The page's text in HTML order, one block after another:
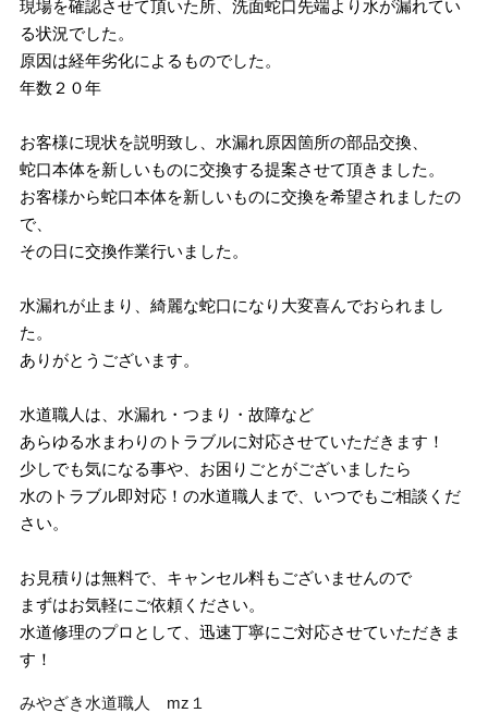
現場を確認させて頂いた所、洗面蛇口先端より水が漏れてい
る状況でした。
原因は経年劣化によるものでした。
年数２０年
お客様に現状を説明致し、水漏れ原因箇所の部品交換、
蛇口本体を新しいものに交換する提案させて頂きました。
お客様から蛇口本体を新しいものに交換を希望されましたの
で、
その日に交換作業行いました。
水漏れが止まり、綺麗な蛇口になり大変喜んでおられまし
た。
ありがとうございます。
水道職人は、水漏れ・つまり・故障など
あらゆる水まわりのトラブルに対応させていただきます！
少しでも気になる事や、お困りごとがございましたら
水のトラブル即対応！の水道職人まで、いつでもご相談くだ
さい。
お見積りは無料で、キャンセル料もございませんので
まずはお気軽にご依頼ください。
水道修理のプロとして、迅速丁寧にご対応させていただきま
す！
みやざき水道職人 mz１